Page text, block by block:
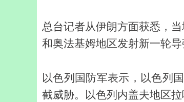
总台记者从伊朗方面获悉，
和奥法基姆地区发射新一轮导
以色列国防军表示，以色列
截威胁。以色列内盖夫地区拉